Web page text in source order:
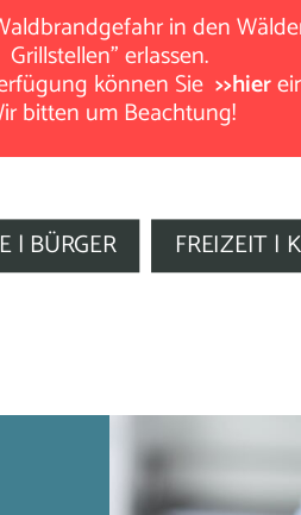
in den
Grillstellen" erlassen.
können Sie >>hier
bitten um Beachtung!
| BÜRGER FREIZEIT |